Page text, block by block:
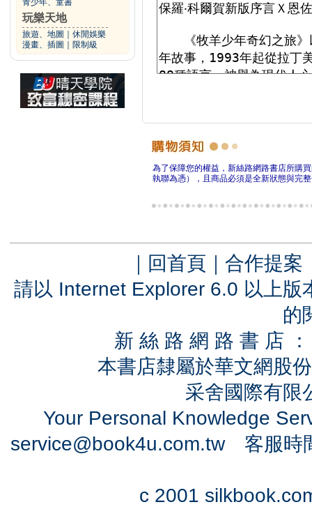
青少年、童書
玩樂天地
旅遊、地圖
休閒娛樂
漫畫、插圖
限制級
為了保障您的權益，新絲路網路書店所購
執聯為憑），且商品必須是全新狀態與完
｜ 回首頁 ｜ 合作提案
請以 Internet Explorer 6.0 以上
的
新 絲 路 網 路 書 店
本書店隸屬於華文網股
采舍國際有
Your Personal Knowledge
service@book4u.com.tw客服時
c 2001